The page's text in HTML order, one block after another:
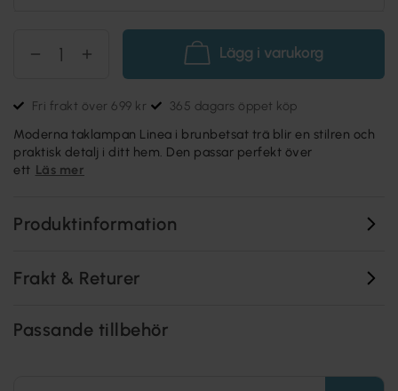
Lägg i varukorg
Fri frakt över 699 kr 365 dagars öppet köp
Moderna taklampan Linea i brunbetsat trä blir en stilren och
praktisk detalj i ditt hem. Den passar perfekt över
ett Läs mer
Produktinformation
Frakt & Returer
Passande tillbehör